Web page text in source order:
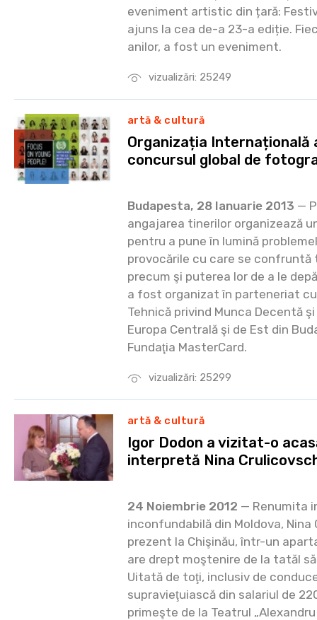
vizualizări: 25249
eveniment artistic din țară:
ajuns la cea de-a 23-a ediție.
anilor, a fost un eveniment.
vizualizări: 25299
artă & cultură
Organizația Internațională
concursul global de
Budapesta, 28 Ianuarie 2013 —
angajarea tinerilor organizează
pentru a pune în lumină
provocările cu care se confruntă
precum şi puterea lor de a le
a fost organizat în parteneriat
Tehnică privind Munca Decentă
Europa Centrală şi de Est din
Fundaţia MasterCard.
artă & cultură
Igor Dodon a vizitat-o
interpretă Nina
24 Noiembrie 2012 — Renumita
inconfundabilă din Moldova,
prezent la Chişinău, într-un
are drept moştenire de la tatăl
Uitată de toţi, inclusiv de
supravieţuiască din salariul de
primeşte de la Teatrul